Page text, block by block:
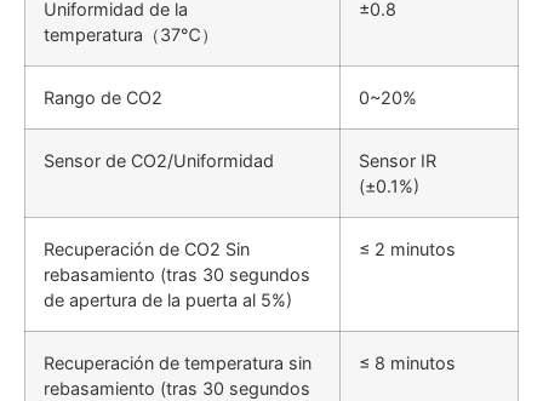
Uniformidad de la
temperatura（37℃）
±0.8
Rango de CO2 0~20%
Sensor de CO2/Uniformidad
Sensor IR
(±0.1%)
Recuperación de CO2 Sin
rebasamiento (tras 30 segundos
de apertura de la puerta al 5%)
≤ 2 minutos
Recuperación de temperatura sin
rebasamiento (tras 30 segundos
≤ 8 minutos